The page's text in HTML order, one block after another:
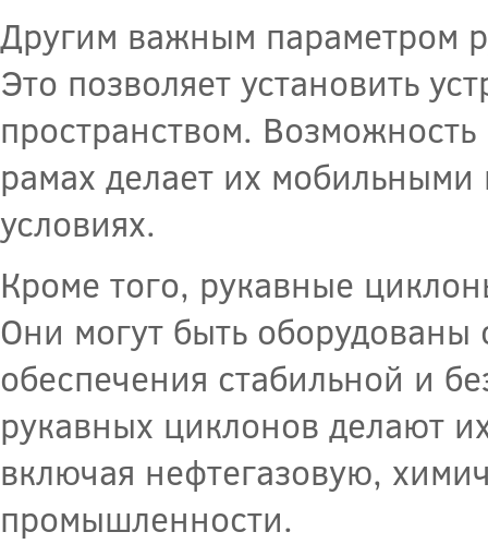
Другим важным параметром
Это позволяет установить
пространством.
рамах делает их мобильными
условиях.
Кроме того, рукавные
Они могут быть
обеспечения стабильной и
рукавных циклонов делают
включая нефтегазовую,
промышленности.